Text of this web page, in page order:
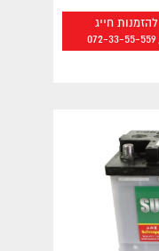
להזמנות חייג
072-33-55-559